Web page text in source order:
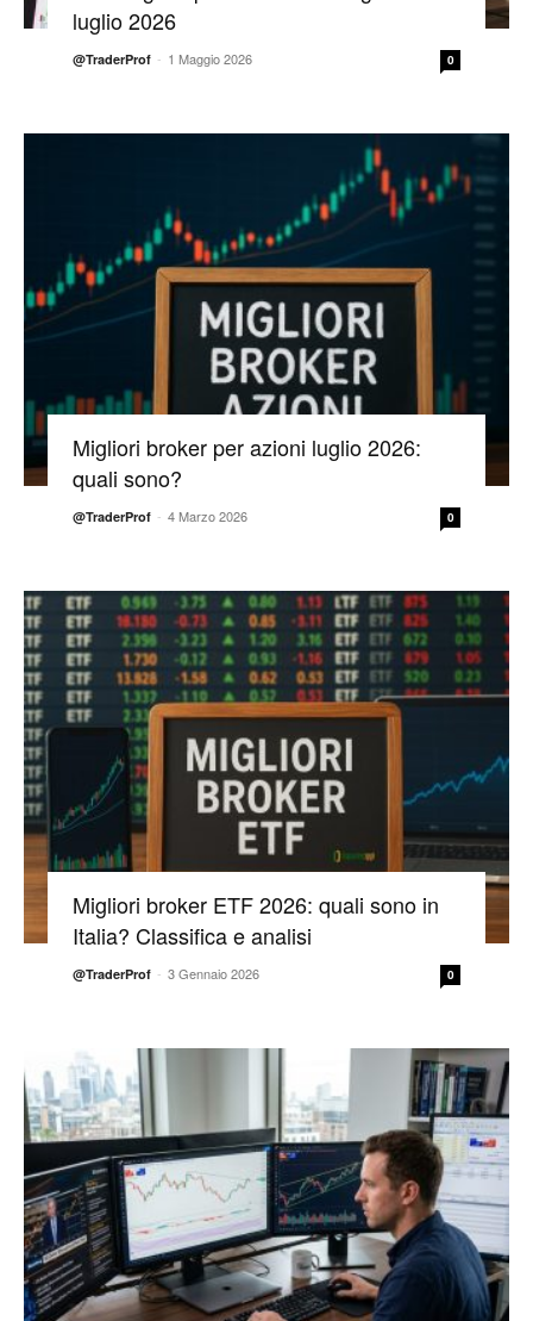
luglio 2026
@TraderProf - 1 Maggio 2026 0
Migliori broker per azioni luglio 2026:
quali sono?
@TraderProf - 4 Marzo 2026 0
Migliori broker ETF 2026: quali sono in
Italia? Classifica e analisi
@TraderProf - 3 Gennaio 2026 0